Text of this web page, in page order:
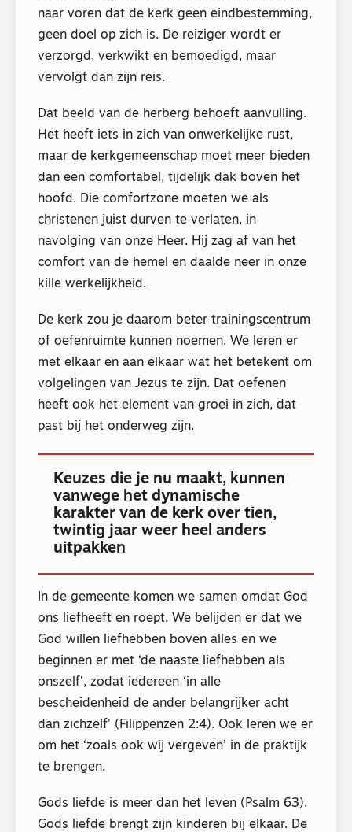
naar voren dat de kerk geen eindbestemming,
geen doel op zich is. De reiziger wordt er
verzorgd, verkwikt en bemoedigd, maar
vervolgt dan zijn reis.
Dat beeld van de herberg behoeft aanvulling.
Het heeft iets in zich van onwerkelijke rust,
maar de kerkgemeenschap moet meer bieden
dan een comfortabel, tijdelijk dak boven het
hoofd. Die comfortzone moeten we als
christenen juist durven te verlaten, in
navolging van onze Heer. Hij zag af van het
comfort van de hemel en daalde neer in onze
kille werkelijkheid.
De kerk zou je daarom beter trainingscentrum
of oefenruimte kunnen noemen. We leren er
met elkaar en aan elkaar wat het betekent om
volgelingen van Jezus te zijn. Dat oefenen
heeft ook het element van groei in zich, dat
past bij het onderweg zijn.
Keuzes die je nu maakt, kunnen
vanwege het dynamische
karakter van de kerk over tien,
twintig jaar weer heel anders
uitpakken
In de gemeente komen we samen omdat God
ons liefheeft en roept. We belijden er dat we
God willen liefhebben boven alles en we
beginnen er met ‘de naaste liefhebben als
onszelf’, zodat iedereen ‘in alle
bescheidenheid de ander belangrijker acht
dan zichzelf’ (Filippenzen 2:4). Ook leren we er
om het ‘zoals ook wij vergeven’ in de praktijk
te brengen.
Gods liefde is meer dan het leven (Psalm 63).
Gods liefde brengt zijn kinderen bij elkaar. De